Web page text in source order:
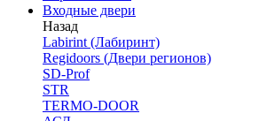
Входные двери
Назад
Labirint (Лабиринт)
Regidoors (Двери регионов)
SD-Prof
STR
TERMO-DOOR